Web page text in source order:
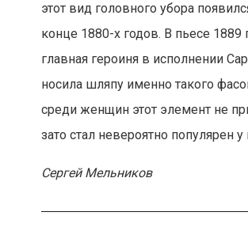
этот вид головного убора
конце 1880-х годов. В пьесе 1889
главная героиня в исполнении
носила шляпу именно такого
среди женщин этот элемент не
зато стал невероятно популярен
Сергей Мельников